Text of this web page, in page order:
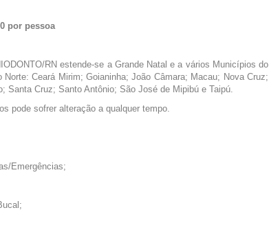
por pessoa
RN estende-se a Grande Natal e a vários Municípios do
Norte: Ceará Mirim; Goianinha; João Câmara; Macau; Nova Cruz;
Santa Cruz; Santo Antônio; São José de Mipibú e Taipú.
pode sofrer alteração a qualquer tempo.
Emergências;
;